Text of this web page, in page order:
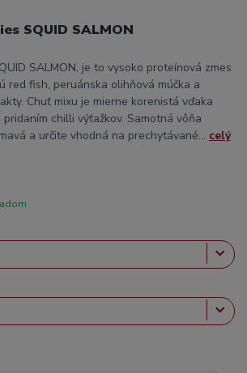
SQUID SALMON
SALMON, je to vysoko proteínová zmes
red fish, peruánska olihňová múčka a
Chuť mixu je mierne korenistá vďaka
chilli výťažkov. Samotná vôňa
a určite vhodná na prechytávané... celý